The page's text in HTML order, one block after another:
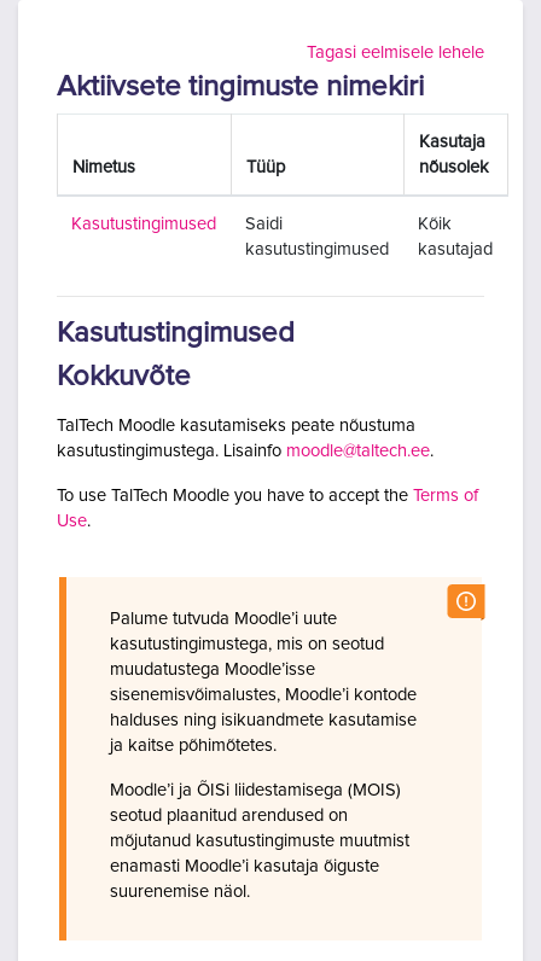
Tagasi eelmisele lehele
Aktiivsete tingimuste nimekiri
Nimetus Tüüp
Kasutaja
nõusolek
Kasutustingimused
Saidi
kasutustingimused
Kõik
kasutajad
Kasutustingimused
Kokkuvõte
TalTech Moodle kasutamiseks peate nõustuma
kasutustingimustega. Lisainfo moodle@taltech.ee.
To use TalTech Moodle you have to accept the Terms of
Use.
Palume tutvuda Moodle’i uute
kasutustingimustega, mis on seotud
muudatustega Moodle’isse
sisenemisvõimalustes, Moodle’i kontode
halduses ning isikuandmete kasutamise
ja kaitse põhimõtetes.
Moodle’i ja ÕISi liidestamisega (MOIS)
seotud plaanitud arendused on
mõjutanud kasutustingimuste muutmist
enamasti Moodle’i kasutaja õiguste
suurenemise näol.